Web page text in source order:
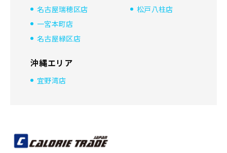
名古屋瑞穂区店
一宮本町店
名古屋緑区店
松戸八柱店
沖縄エリア
宜野湾店